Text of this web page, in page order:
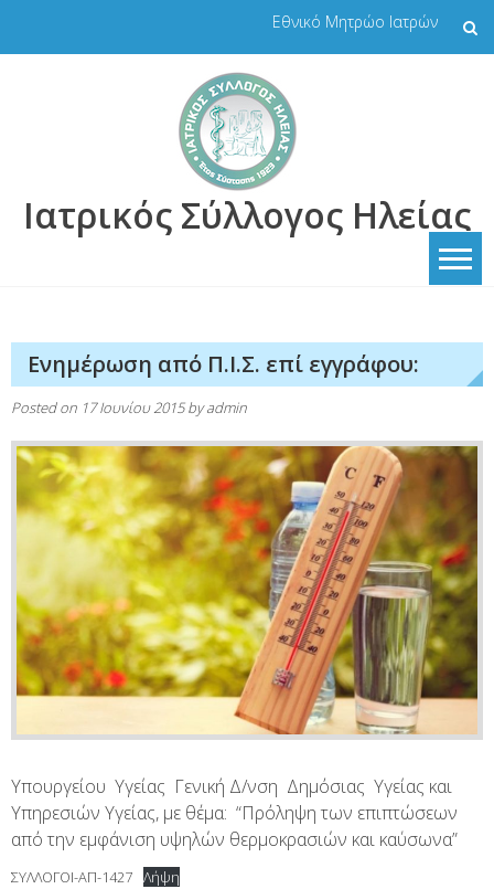
Εθνικό Μητρώο Ιατρών
Ιατρικός Σύλλογος Ηλείας
Ενημέρωση από Π.Ι.Σ. επί εγγράφου:
Posted on 17 Ιουνίου 2015byadmin
Υπουργείου Υγείας Γενική Δ/νση Δημόσιας Υγείας και
Υπηρεσιών Υγείας, με θέμα: “Πρόληψη των επιπτώσεων
από την εμφάνιση υψηλών θερμοκρασιών και καύσωνα”
ΣΥΛΛΟΓΟΙ-ΑΠ-1427 Λήψη